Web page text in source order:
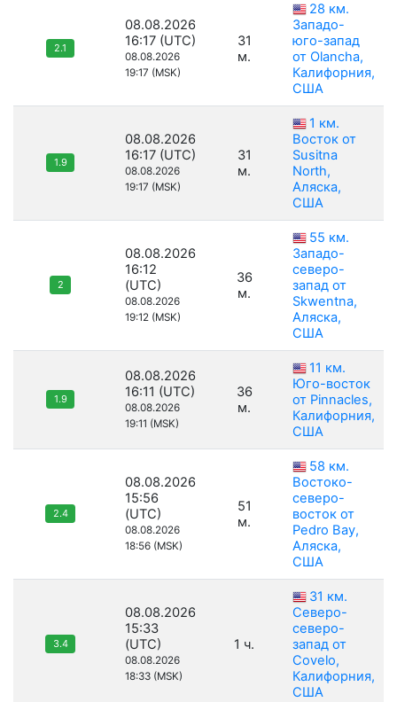
2.1
08.08.2026
16:17 (UTC)
08.08.2026
19:17 (MSK)
31
м.
28 км.
Западо-
юго-запад
от Olancha,
Калифорния,
США
1.9
08.08.2026
16:17 (UTC)
08.08.2026
19:17 (MSK)
31
м.
1 км.
Восток от
Susitna
North,
Аляска,
США
2
08.08.2026
16:12
(UTC)
08.08.2026
19:12 (MSK)
36
м.
55 км.
Западо-
северо-
запад от
Skwentna,
Аляска,
США
1.9
08.08.2026
16:11 (UTC)
08.08.2026
19:11 (MSK)
36
м.
11 км.
Юго-восток
от Pinnacles,
Калифорния,
США
2.4
08.08.2026
15:56
(UTC)
08.08.2026
18:56 (MSK)
51
м.
58 км.
Востоко-
северо-
восток от
Pedro Bay,
Аляска,
США
3.4
08.08.2026
15:33
(UTC)
08.08.2026
18:33 (MSK)
1 ч.
31 км.
Северо-
северо-
запад от
Covelo,
Калифорния,
США